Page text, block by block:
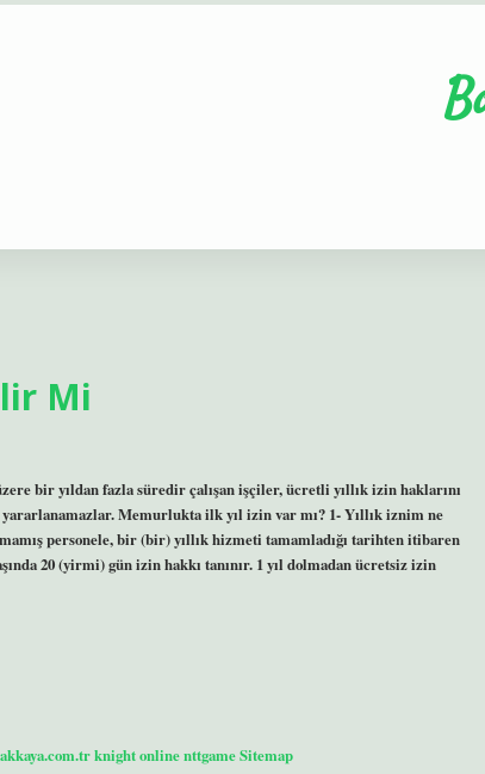
Mi
bir yıldan fazla süredir çalışan işçiler, ücretli yıllık izin haklarını
Memurlukta ilk yıl izin var mı? 1- Yıllık iznim ne
personele, bir (bir) yıllık hizmeti tamamladığı tarihten itibaren
20 (yirmi) gün izin hakkı tanınır. 1 yıl dolmadan ücretsiz izin
knight onlinenttgameSitemap